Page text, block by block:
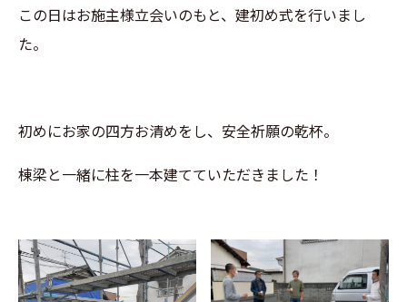
この日はお施主様立会いのもと、建初め式を行いまし
た。
初めにお家の四方お清めをし、安全祈願の乾杯。
棟梁と一緒に柱を一本建てていただきました！